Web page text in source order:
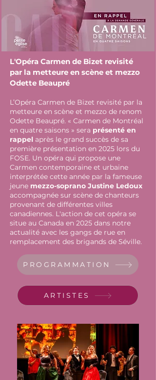
L'Opéra Carmen de Bizet revisité
par la metteure en scène et mezzo
Odette Beaupré
L’Opéra Carmen de Bizet revisité par la
metteure en scène et mezzo de renom
Odette Beaupré. « Carmen de Montréal
en quatre saisons » sera présenté en
rappel après le grand succès de sa
première présentation en 2025 lors du
FOSE. Un opéra qui propose une
Carmen contemporaine et urbaine
interprétée cette année par la fameuse
jeune mezzo-soprano Justine Ledoux
accompagnée sur scène de chanteurs
provenant de différentes villes
canadiennes. L'action de cet opéra se
situe au Canada en 2025 dans notre
actualité avec les gangs de rue en
remplacement des brigands de Séville.
PROGRAMMATION
ARTISTES